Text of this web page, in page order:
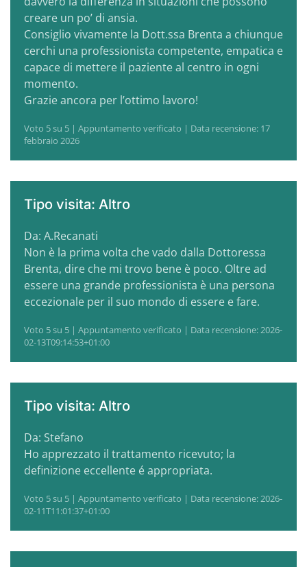
creare un po’ di ansia.
Consiglio vivamente la Dott.ssa Brenta a chiunque
cerchi una professionista competente, empatica e
capace di mettere il paziente al centro in ogni
momento.
Grazie ancora per l’ottimo lavoro!
Voto 5 su 5 | Appuntamento verificato | Data recensione: 17
febbraio 2026
Tipo visita: Altro
Da: A.Recanati
Non è la prima volta che vado dalla Dottoressa
Brenta, dire che mi trovo bene è poco. Oltre ad
essere una grande professionista è una persona
eccezionale per il suo mondo di essere e fare.
Voto 5 su 5 | Appuntamento verificato | Data recensione: 2026-
02-13T09:14:53+01:00
Tipo visita: Altro
Da: Stefano
Ho apprezzato il trattamento ricevuto; la
definizione eccellente é appropriata.
Voto 5 su 5 | Appuntamento verificato | Data recensione: 2026-
02-11T11:01:37+01:00